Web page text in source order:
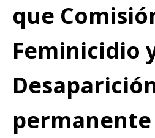
que
Feminicidio
permanente